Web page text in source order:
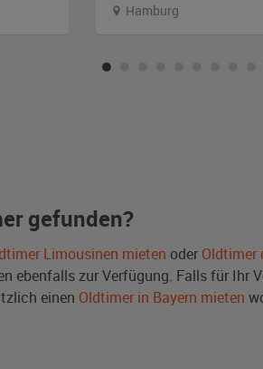
Hamburg
gefunden?
Limousinen mieten oder Oldtimer
ebenfalls zur Verfügung. Falls für Ihr
einen Oldtimer in Bayern mieten